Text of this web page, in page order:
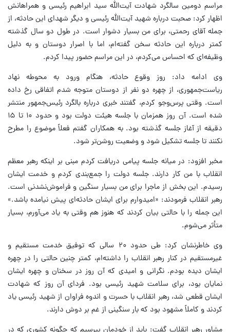
مراسم دومین سالگرد شهادت آیت‌الله سید ابراهیم رئیسی و همراهانش
اظهار کرد: صحبت درباره شهید آیت‌الله رئیسی و دیگر شهدای این حادثه، از
جمله آقای رحمتی، برای من بسیار دشوار است. در طول دو سال گذشته
کمتر درباره این حادثه سخن گفته‌ام، اما با اصرار دوستان و به دلیل
وظیفه‌ای که احساس می‌کردم، در این مراسم حضور پیدا کردم.
وی ادامه داد: روز وقوع حادثه، هنگام ورود به محوطه نهاد
ریاست‌جمهوری، از چهره دو نفر از دوستان متوجه شدم اتفاقی رخ داده
است. وقتی پرس‌وجو کردم، گفتند خبری درباره بالگرد رئیس‌جمهور منتشر
شده است. آن روز همزمان با جلسه هیئت دولت بود و حدود ۱۰ تا ۱۵
دقیقه از آغاز جلسه گذشته بود. به همکاران گفتم فعلاً موضوع را مطرح
نکنند تا جلسه تشکیل شود و وضعیت روشن‌تر شود.
مخبر افزود: در میانه جلسه پیامی دریافت کردم مبنی بر اینکه رهبر معظم
انقلاب با من کار دارند. جلسه دولت را جمع‌بندی کردم و خدمت ایشان
رسیدم. این بخش از ماجرا برای من بسیار سنگین و فراموش‌نشدنی است.
رهبر انقلاب فرمودند: «امیدوارم برای ایشان حادثه‌ای پیش نیامده باشد.»
این جمله را با حالتی بیان کردند که هنوز هم وقتی به یاد می‌آورم، بسیار
متأثر می‌شوم.
وی خاطرنشان کرد: طی حدود ۲۰ سالی که توفیق خدمت مستقیم و
غیرمستقیم در کنار رهبر انقلاب را داشته‌ام، کمتر چنین حالتی را در چهره
ایشان دیده بودم. نگرانی و امیدی که آن روز در سخنان و چهره ایشان
نمایان بود، برای سلامت شهید رئیسی بود. فردای آن روز که شهادت
ایشان قطعی شد، رهبر انقلاب با حسرت و اندوه فراوان از شهید رئیسی یاد
کردند و کاملاً مشهود بود که بار سنگینی از غم بر دوش دارند.